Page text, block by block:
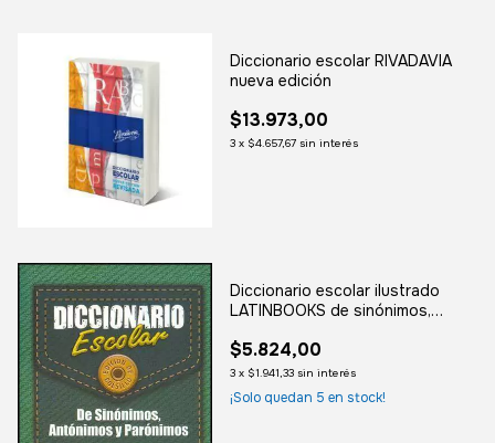
Diccionario escolar RIVADAVIA
nueva edición
$13.973,00
3 x $4.657,67 sin interés
Diccionario escolar ilustrado
LATINBOOKS de sinónimos,
$5.824,00
3 x $1.941,33 sin interés
¡Solo quedan 5 en stock!